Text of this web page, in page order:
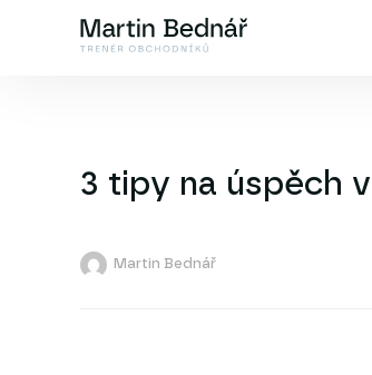
3 tipy na úspěch
Martin Bednář